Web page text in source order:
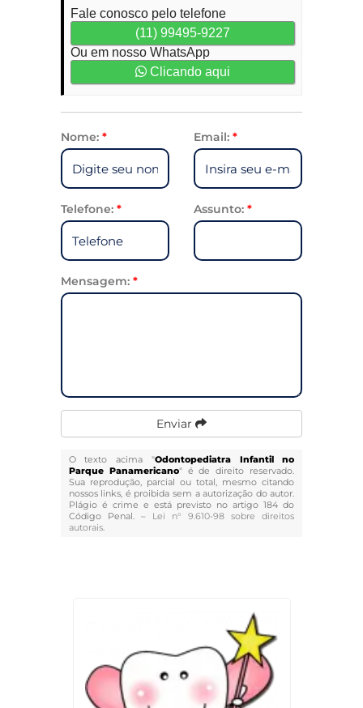
Fale conosco pelo telefone
(11) 99495-9227
Ou em nosso WhatsApp
Clicando aqui
Nome: * Email: *
Telefone: * Assunto: *
Mensagem: *
Enviar
O texto acima "Odontopediatra Infantil no
Parque Panamericano" é de direito reservado.
Sua reprodução, parcial ou total, mesmo citando
nossos links, é proibida sem a autorização do autor.
Plágio é crime e está previsto no artigo 184 do
Código Penal. – Lei n° 9.610-98 sobre direitos
autorais.